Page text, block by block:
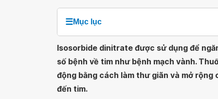
☰Mục lục
Isosorbide dinitrate được sử dụng để
số bệnh về tim như bệnh mạch vành.
động bằng cách làm thư giãn và mở
đến tim.